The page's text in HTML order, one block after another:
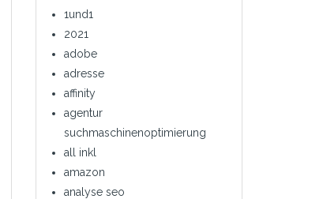
1und1
2021
adobe
adresse
affinity
agentur
suchmaschinenoptimierung
all inkl
amazon
analyse seo